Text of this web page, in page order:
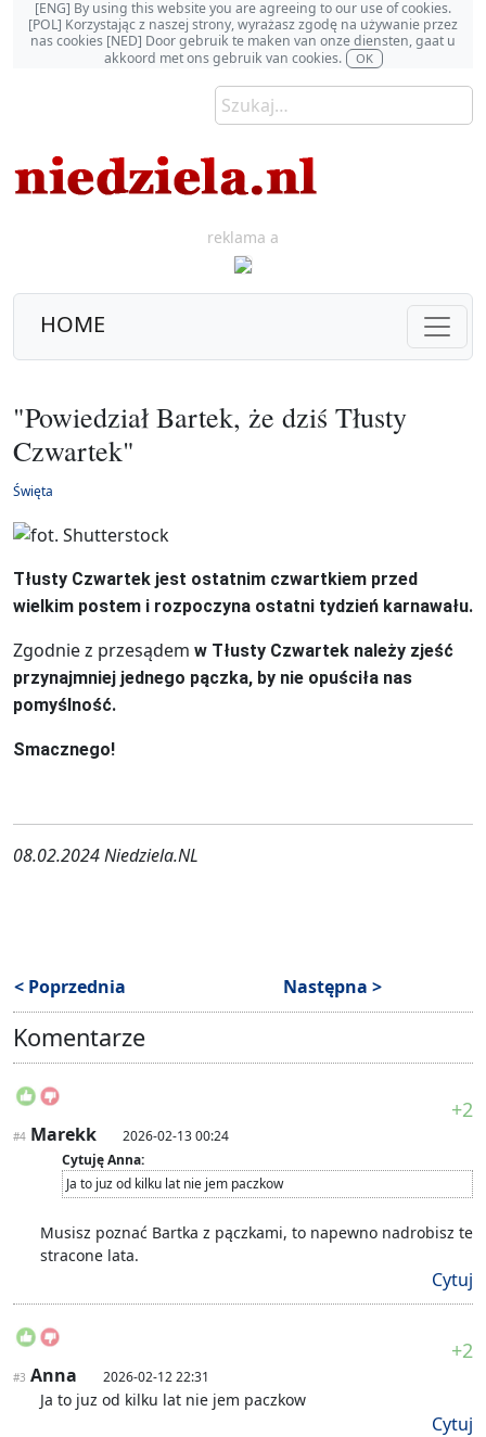
[ENG] By using this website you are agreeing to our use of cookies.
[POL] Korzystając z naszej strony, wyrażasz zgodę na używanie przez
nas cookies [NED] Door gebruik te maken van onze diensten, gaat u
akkoord met ons gebruik van cookies.
OK
reklama a
HOME
"Powiedział Bartek, że dziś Tłusty
Czwartek"
Święta
Tłusty Czwartek jest ostatnim czwartkiem przed
wielkim postem i rozpoczyna ostatni tydzień karnawału.
Zgodnie z przesądem w Tłusty Czwartek należy zjeść
przynajmniej jednego pączka, by nie opuściła nas
pomyślność.
Smacznego!
08.02.2024 Niedziela.NL
< Poprzednia Następna >
Komentarze
+2
#4 Marekk
2026-02-13 00:24
Cytuję Anna:
Ja to juz od kilku lat nie jem paczkow
Musisz poznać Bartka z pączkami, to napewno nadrobisz te
stracone lata.
Cytuj
+2
#3 Anna 2026-02-12 22:31
Ja to juz od kilku lat nie jem paczkow
Cytuj